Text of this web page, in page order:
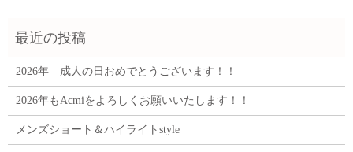
2026年 成人の日おめでとうございます！！
2026年もAcmiをよろしくお願いいたします！！
メンズショート＆ハイライトstyle